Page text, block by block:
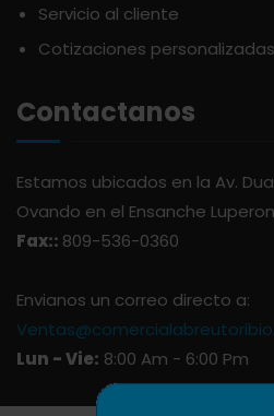
AZUKITA
BARCELO
BARON DE LEY
Servicio al cliente
Cotizaciones personalizadas
Contactanos
Estamos ubicados en la Av.
Ovando en el Ensanche
Fax:: 809-536-0360
Envianos un correo directo a:
Lun - Vie: 8:00 Am - 6:00 Pm